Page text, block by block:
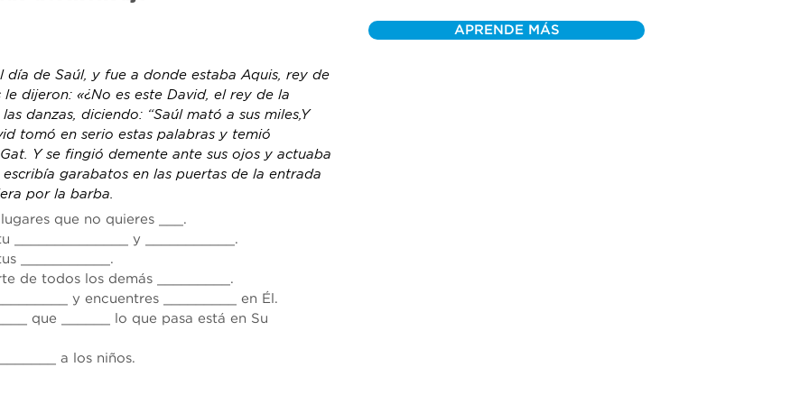
día de Saúl, y fue a donde estaba Aquis, rey de
dijeron: «¿No es este David, el rey de la
danzas, diciendo: “Saúl mató a sus miles,Y
tomó en serio estas palabras y temió
Y se fingió demente ante sus ojos y actuaba
garabatos en las puertas de la entrada
por la barba.
que no quieres ___.
y ___________.
___________.
de todos los demás _________.
y encuentres _________ en Él.
que ______ lo que pasa está en Su
a los niños.
APRENDE MÁS